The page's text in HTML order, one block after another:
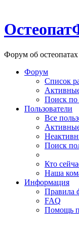
Форум об
Форум
Список
Поиск
Пользователи
Все
Поиск
Кто
Наша
Информация
Правила
FAQ
Помощь